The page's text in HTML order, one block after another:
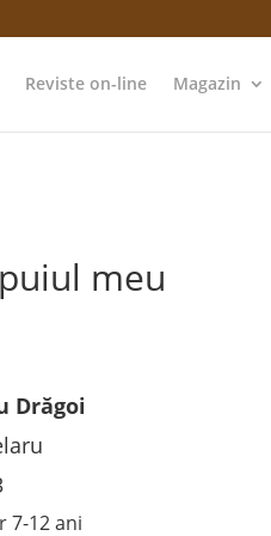
Reviste on-line Magazin
meu
Drăgoi
7-12 ani